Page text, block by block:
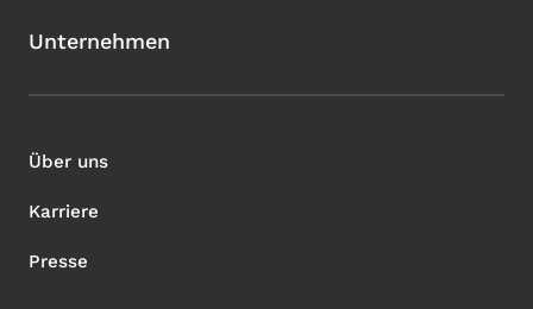
Unternehmen
Über uns
Karriere
Presse